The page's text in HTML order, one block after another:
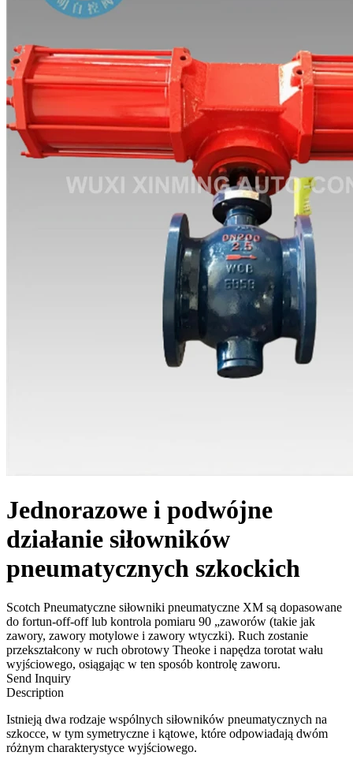
Jednorazowe i podwójne
działanie siłowników
pneumatycznych szkockich
Scotch Pneumatyczne siłowniki pneumatyczne XM są dopasowane
do fortun-off-off lub kontrola pomiaru 90 „zaworów (takie jak
zawory, zawory motylowe i zawory wtyczki). Ruch zostanie
przekształcony w ruch obrotowy Theoke i napędza torotat wału
wyjściowego, osiągając w ten sposób kontrolę zaworu.
Send Inquiry
Description
Istnieją dwa rodzaje wspólnych siłowników pneumatycznych na
szkocce, w tym symetryczne i kątowe, które odpowiadają dwóm
różnym charakterystyce wyjściowego.